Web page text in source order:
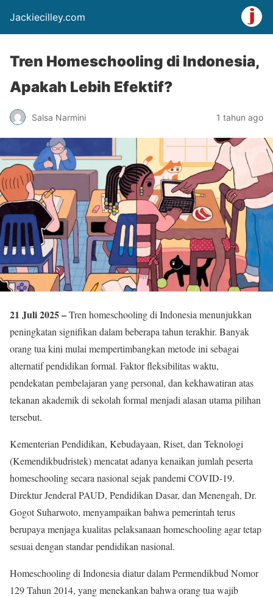
Jackiecilley.com
Tren Homeschooling di Indonesia,
Apakah Lebih Efektif?
Salsa Narmini 1 tahun ago
21 Juli 2025 –Tren homeschooling di Indonesia menunjukkan
peningkatan signifikan dalam beberapa tahun terakhir. Banyak
orang tua kini mulai mempertimbangkan metode ini sebagai
alternatif pendidikan formal. Faktor fleksibilitas waktu,
pendekatan pembelajaran yang personal, dan kekhawatiran atas
tekanan akademik di sekolah formal menjadi alasan utama pilihan
tersebut.
Kementerian Pendidikan, Kebudayaan, Riset, dan Teknologi
(Kemendikbudristek) mencatat adanya kenaikan jumlah peserta
homeschooling secara nasional sejak pandemi COVID-19.
Direktur Jenderal PAUD, Pendidikan Dasar, dan Menengah, Dr.
Gogot Suharwoto, menyampaikan bahwa pemerintah terus
berupaya menjaga kualitas pelaksanaan homeschooling agar tetap
sesuai dengan standar pendidikan nasional.
Homeschooling di Indonesia diatur dalam Permendikbud Nomor
129 Tahun 2014, yang menekankan bahwa orang tua wajib